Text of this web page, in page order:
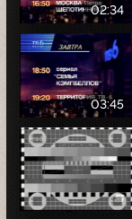
02:34
03:45